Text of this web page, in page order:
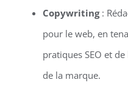
Copywriting:
pour le web, en
pratiques SEO et
de la marque.